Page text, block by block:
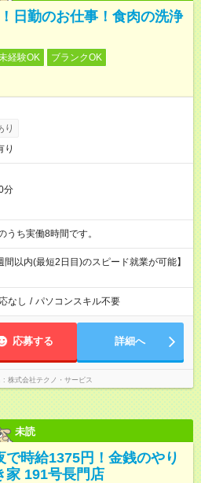
日勤のお仕事！食肉の洗浄
経験OK
ブランクOK
り
り
分
※表記のうち実働8時間です。
以内(最短2日目)のスピード就業が可能】
なし / パソコンスキル不要
応募する 詳細へ
株式会社テクノ・サービス
未読
で時給1375円！金銭のやり
家 191号長門店